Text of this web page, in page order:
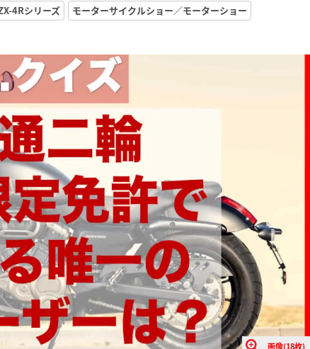
4Rシリーズ
モーターサイクルショー／モーターショー
画像(18枚)